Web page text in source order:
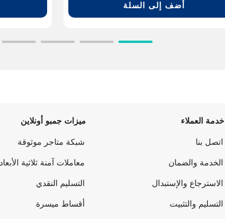
أضف إلى السلة
خدمة العملاء
اتصل بنا
الخدمة والضمان
الاسترجاع والإستبدال
التسليم والتثبيت
ميزات جمبو أونلاين
شبكة متاجر موثوقة
معاملات آمنة ثلاثية الأبعاد
التسليم النقدي
أقساط ميسرة